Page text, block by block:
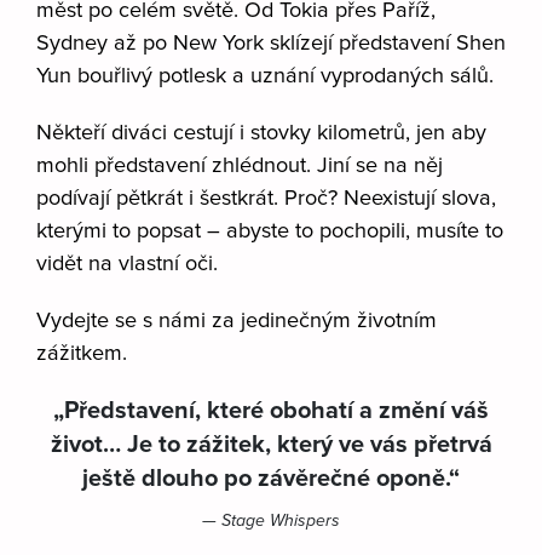
měst po celém světě. Od Tokia přes Paříž,
Sydney až po New York sklízejí představení Shen
Yun bouřlivý potlesk a uznání vyprodaných sálů.
Někteří diváci cestují i stovky kilometrů, jen aby
mohli představení zhlédnout. Jiní se na něj
podívají pětkrát i šestkrát. Proč? Neexistují slova,
kterými to popsat – abyste to pochopili, musíte to
vidět na vlastní oči.
Vydejte se s námi za jedinečným životním
zážitkem.
„Představení, které obohatí a změní váš
život… Je to zážitek, který ve vás přetrvá
ještě dlouho po závěrečné oponě.“
— Stage Whispers